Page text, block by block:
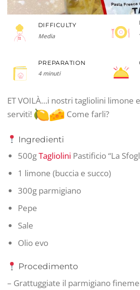
DIFFICULTY
Media
PREPARATION
4 minuti
ET VOILÀ…i nostri tagliolini limone
serviti!
Come farli?
Ingredienti
500gTagliolini Pastificio “La
1 limone (buccia e succo)
300g parmigiano
Pepe
Sale
Olio evo
Procedimento
– Grattuggiate il parmigiano